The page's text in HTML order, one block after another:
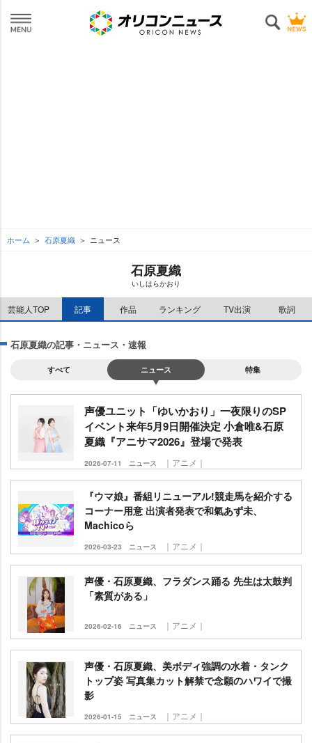
ホーム 石原夏織 ニュース
石原夏織
いしはらかおり
芸能人TOP 記事 作品 ランキング TV出演 歌詞
石原夏織の記事・ニュース・速報
すべて ニュース 特集
声優ユニット「ゆいかおり」一夜限りのSP
イベント来年5月9日開催決定 小倉唯&石原
夏織『アニサマ2026』登場で発表
2026-07-11 ニュース ｜アニメ｜
『ウマ娘』番組リニューアル!競走馬を紹介する
コーナー用意 出演者発表で和氣あず未、
Machicoら
2026-03-23 ニュース ｜アニメ｜
声優・石原夏織、フラダンス踊る 先生は太鼓判
「素質がある」
2026-02-16 ニュース ｜アニメ｜
声優・石原夏織、美ボディ強調の水着・タンク
トップ姿 写真集カット解禁で念願のハワイで撮
影
2026-01-15 ニュース ｜アニメ｜